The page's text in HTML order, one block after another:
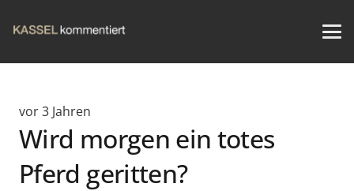
vor 3 Jahren
Wird morgen ein totes
Pferd geritten?